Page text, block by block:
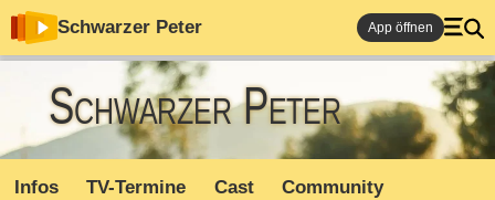
Schwarzer Peter App öffnen
Schwarzer Peter
Infos TV-Termine Cast Community